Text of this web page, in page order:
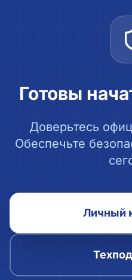
Готовы
Доверьтесь
Обеспечьте
Личный